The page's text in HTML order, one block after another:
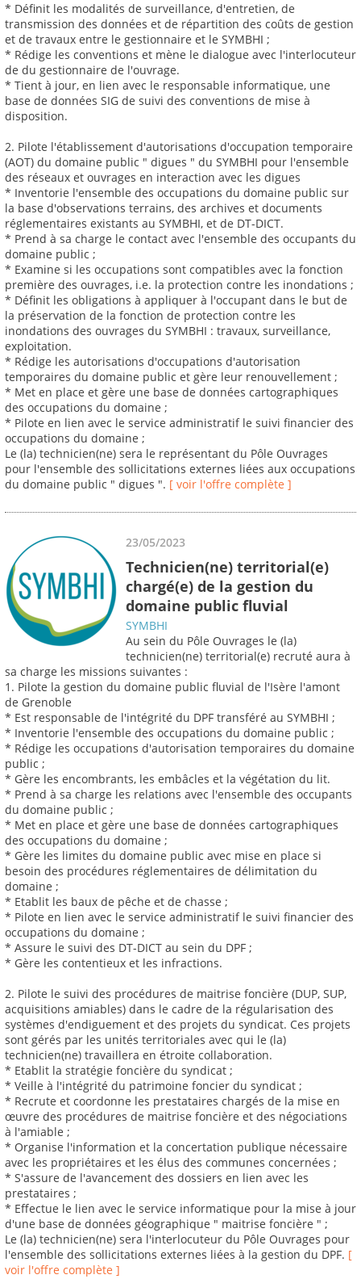
* Définit les modalités de surveillance, d'entretien, de
transmission des données et de répartition des coûts de gestion
et de travaux entre le gestionnaire et le SYMBHI ;
* Rédige les conventions et mène le dialogue avec l'interlocuteur
de du gestionnaire de l'ouvrage.
* Tient à jour, en lien avec le responsable informatique, une
base de données SIG de suivi des conventions de mise à
disposition.
2. Pilote l'établissement d'autorisations d'occupation temporaire
(AOT) du domaine public " digues " du SYMBHI pour l'ensemble
des réseaux et ouvrages en interaction avec les digues
* Inventorie l'ensemble des occupations du domaine public sur
la base d'observations terrains, des archives et documents
réglementaires existants au SYMBHI, et de DT-DICT.
* Prend à sa charge le contact avec l'ensemble des occupants du
domaine public ;
* Examine si les occupations sont compatibles avec la fonction
première des ouvrages, i.e. la protection contre les inondations ;
* Définit les obligations à appliquer à l'occupant dans le but de
la préservation de la fonction de protection contre les
inondations des ouvrages du SYMBHI : travaux, surveillance,
exploitation.
* Rédige les autorisations d'occupations d'autorisation
temporaires du domaine public et gère leur renouvellement ;
* Met en place et gère une base de données cartographiques
des occupations du domaine ;
* Pilote en lien avec le service administratif le suivi financier des
occupations du domaine ;
Le (la) technicien(ne) sera le représentant du Pôle Ouvrages
pour l'ensemble des sollicitations externes liées aux occupations
du domaine public " digues ". [ voir l'offre complète ]
23/05/2023
Technicien(ne) territorial(e)
chargé(e) de la gestion du
domaine public fluvial
SYMBHI
Au sein du Pôle Ouvrages le (la)
technicien(ne) territorial(e) recruté aura à
sa charge les missions suivantes :
1. Pilote la gestion du domaine public fluvial de l'Isère l'amont
de Grenoble
* Est responsable de l'intégrité du DPF transféré au SYMBHI ;
* Inventorie l'ensemble des occupations du domaine public ;
* Rédige les occupations d'autorisation temporaires du domaine
public ;
* Gère les encombrants, les embâcles et la végétation du lit.
* Prend à sa charge les relations avec l'ensemble des occupants
du domaine public ;
* Met en place et gère une base de données cartographiques
des occupations du domaine ;
* Gère les limites du domaine public avec mise en place si
besoin des procédures réglementaires de délimitation du
domaine ;
* Etablit les baux de pêche et de chasse ;
* Pilote en lien avec le service administratif le suivi financier des
occupations du domaine ;
* Assure le suivi des DT-DICT au sein du DPF ;
* Gère les contentieux et les infractions.
2. Pilote le suivi des procédures de maitrise foncière (DUP, SUP,
acquisitions amiables) dans le cadre de la régularisation des
systèmes d'endiguement et des projets du syndicat. Ces projets
sont gérés par les unités territoriales avec qui le (la)
technicien(ne) travaillera en étroite collaboration.
* Etablit la stratégie foncière du syndicat ;
* Veille à l'intégrité du patrimoine foncier du syndicat ;
* Recrute et coordonne les prestataires chargés de la mise en
œuvre des procédures de maitrise foncière et des négociations
à l'amiable ;
* Organise l'information et la concertation publique nécessaire
avec les propriétaires et les élus des communes concernées ;
* S'assure de l'avancement des dossiers en lien avec les
prestataires ;
* Effectue le lien avec le service informatique pour la mise à jour
d'une base de données géographique " maitrise foncière " ;
Le (la) technicien(ne) sera l'interlocuteur du Pôle Ouvrages pour
l'ensemble des sollicitations externes liées à la gestion du DPF. [
voir l'offre complète ]